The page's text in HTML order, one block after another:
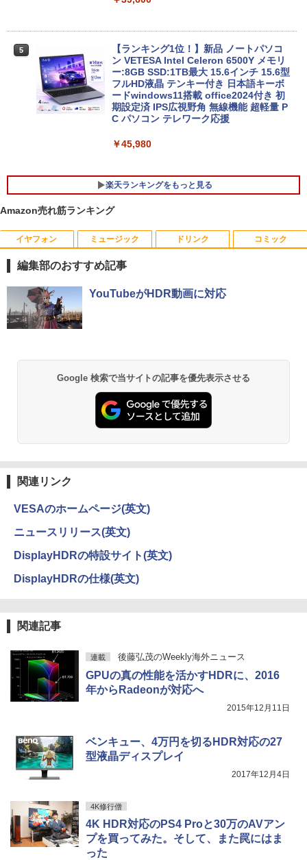
5
【ランキング1位！】新品 ノートパソコ
ン VETESA Intel Celeron 6500Y メモリ
ー:8GB SSD:1TB最大 15.6インチ 15.6型
フルHD液晶 テンキー付き 日本語キーボ
ードwindows11搭載 office2024付き 初
期設定済 IPS広視野角 無線機能 超軽量 P
C パソコン テレワーク応援
￥45,980
楽天ランキングをもっと見る
1
【お買い物マラソ開催中！P最大31.5%還
元】五年保証 白 モバイルモニター 15.6
インチ FHD 1920×1080 1080P Fast IPS
高コントラスト 超軽量 640g スピーカー
Yoothi 互換品 液晶 13.3インチ Lenovo
ThinkPad L13 Gen 3 21B3 21B4 21B9
21BA 対応 1920x1200 WUXGA IPS LED
LCD 液晶ディスプレイ 修理交換用液晶
3
【楽天1位 10.5/11インチ 小型 軽量】モ
ルHD 1080P 100%sRGB 400cd/m? 光沢
C対応 miniHDMI モニター 持ち運び サブ
V
4
【期間限定5%OFFクーポン 8/12 10時ま
で】 ゲーミングモニター モニター 24.5
インチ 24インチ 180Hz 180hz FHD フリ
ッカーレス 24.5型 FullHD ブルーライト
カット ノングレア HDMI Adaptive-Sync
ブラック MAXZEN MGM25IC03 マクス
￥11,980
5
【16%OFF！8/11 1:59まで】AOPEN ゲ
ーミングモニター 23.8インチ IPS フル
HD 非光沢 200Hz (144Hz 165Hz 対応) 0.
5ms sRGB 99% AMD FreeSync Premiu
m HDR10 HDMI 2.0 DisplayPort 1.2 ス
1
魔王城の料理番 〜コワモテ魔族ばかりだ
けど、ホワイトな職場です〜 6巻 【電
子書籍】[ ワイエム系 ]
￥792
￥8,030
【3千円以上送料無料】就業規則の法律実
4
ちいかわ なんか小さくてかわいいやつ
（4）なんか小さくてためになる豆本付き
特装版 （プレミアムKC） [ ナガノ ]
￥2,420
一 中古コミック 漫画 全巻セット マンガ
【中古】
￥8,700
Amazon売れ筋ランキング
イヤフォン
Anker Soundcore P42i (Bluetooth 6.1)【完
全ワイヤレスイヤホン/ウルトラノイズキャン
￥9,990
Anker Soundcore P31i ピンク
【2026年アップグレード版】AOKIMI ワイヤ
学/WEB会議(ホワイト)
￥1,964
リング ANC 36時間再生
ミュージック
BRUCE WAYNE feat. Flo Milli, ATL Jacob
[Explicit]
BRUCE WAYNE feat. Flo Milli, ATL Jacob
￥250
On My Road (Stadium ver.)
￥250
￥250
ドリンク
by Amazon 天然水 ラベルレス 500ml ×24本
富士山の天然水 バナジウム含有 水 ミネラル
ET ラベルレス ×8本
by Amazon 炭酸水 ラベルレス 500ml ×24本
強炭酸水 ペットボトル 500ミリリットル (Sm
art Basic)
みきった日本の水 2L 8本 ラベルレス [ ケース
] [ 水 ] [ ペットボトル ] [ 箱買い ] [ ストック
] [ 水分補給 ]
コミック
薬屋のひとりごと 17巻 (デジタル版ビッグガ
ンガンコミックス)
異世界居酒屋「のぶ」(22) (角川コミックス・
￥832
HUNTER×HUNTER モノクロ版 39 (ジャンプ
コミックスDIGITAL)
￥572
￥810
編集部のおすすめ記事
YouTubeがHDR動画に対応
Google 検索で当サイトの記事を優先表示させる
関連リンク
VESAのホームページ(英文)
ニュースリリース(英文)
DisplayHDRの特設サイト(英文)
DisplayHDRの仕様(英文)
関連記事
連載 後藤弘茂のWeekly海外ニュース
GPUの真の性能を活かすHDRに、2016
年からRadeonが対応へ
2015年12月11日
ベンキュー、4万円を切るHDR対応の27
型液晶ディスプレイ
2017年12月4日
4K修行僧
4K HDR対応のPS4 Proと30万のAVアン
プを買ってみた。そして、また罠にはま
った